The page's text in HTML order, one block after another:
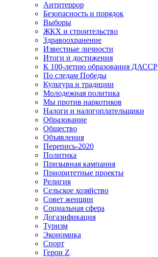
Антитеррор
Безопасность и порядок
Выборы
ЖКХ и строительство
Здравоохранение
Известные личности
Итоги и достижения
К 100-летию образования ДАССР
По следам Победы
Культура и традиции
Молодежная политика
Мы против наркотиков
Налоги и налогоплательщики
Образование
Общество
Объявления
Перепись-2020
Политика
Призывная кампания
Приоритетные проекты
Религия
Сельское хозяйство
Совет женщин
Социальная сфера
Догазификация
Туризм
Экономика
Спорт
Герои Z